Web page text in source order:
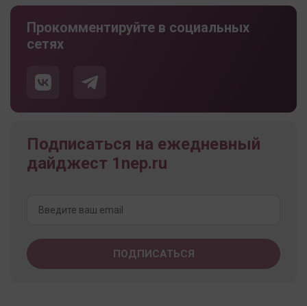
Прокомментируйте в социальных
сетях
Подписаться на ежедневный
дайджест 1nep.ru